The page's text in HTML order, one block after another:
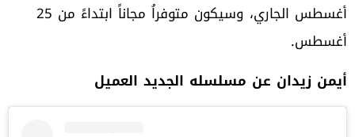
أغسطس الجاري، وسيكون متوفراُ مجاناً ابتداءً من 25
أغسطس.
أيمن زيدان عن مسلسله الجديد العميل